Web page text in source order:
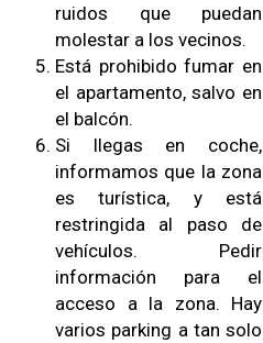
ruidos que puedan
molestar a los vecinos.
Está prohibido fumar en
el apartamento, salvo en
el balcón.
Si llegas en coche,
informamos que la zona
es turística, y está
restringida al paso de
vehículos. Pedir
información para el
acceso a la zona. Hay
varios parking a tan solo